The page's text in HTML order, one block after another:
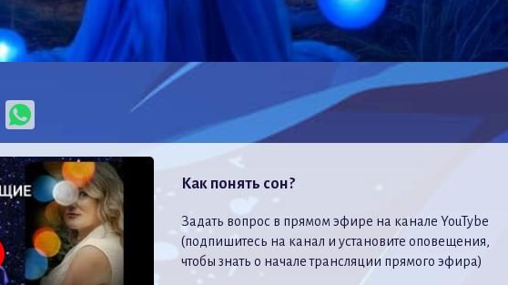
Как понять сон?
Задать вопрос в прямом эфире на канале YouTybe
(подпишитесь на канал и установите оповещения,
чтобы знать о начале трансляции прямого эфира)